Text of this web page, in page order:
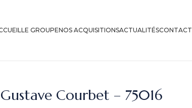
LE GROUPENOS ACQUISITIONSACTUALITÉSCONTACT
Courbet – 75016